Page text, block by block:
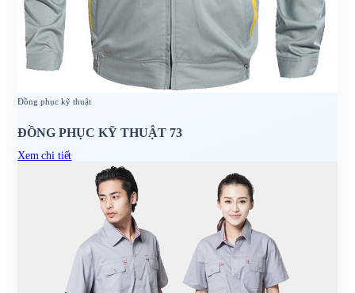
Đồng phục kỹ thuật
ĐỒNG PHỤC KỸ THUẬT 73
Xem chi tiết